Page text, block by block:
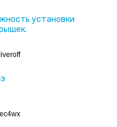
установки